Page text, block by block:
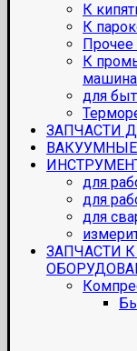
К
К
К
для
ЗАПЧАСТИ
для
для
для
ЗАПЧАСТИ